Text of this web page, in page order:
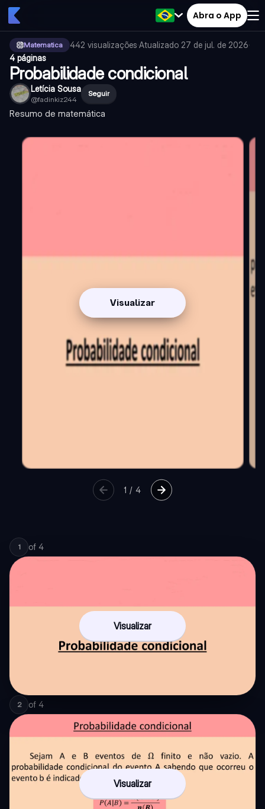
Abra o App
Matematica 442 visualizações·Atualizado 27 de jul. de 2026·
4 páginas
Probabilidade condicional
Letícia Sousa
@fadinkiz244
Seguir
Resumo de matemática
Visualizar
1 /4
1 of 4
Visualizar
2 of 4
Visualizar